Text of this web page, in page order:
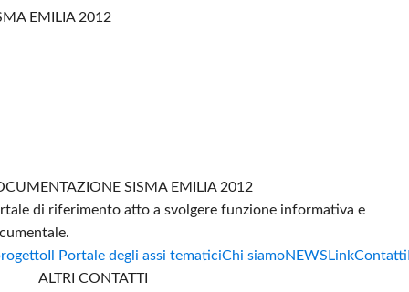
EMILIA 2012
SISMA EMILIA 2012
di riferimento atto a svolgere funzione informativa e
Il Portale degli assi tematiciChi siamoNEWS LinkContatti
ALTRI CONTATTI